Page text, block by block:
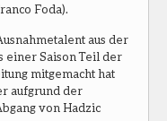
Foda).
aus der
einer Saison Teil der
mitgemacht hat
aufgrund der
von Hadzic